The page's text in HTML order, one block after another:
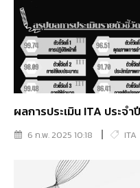
ผลการประเมิน ITA ประจ
6 ก.พ. 2025 10:18 ITA